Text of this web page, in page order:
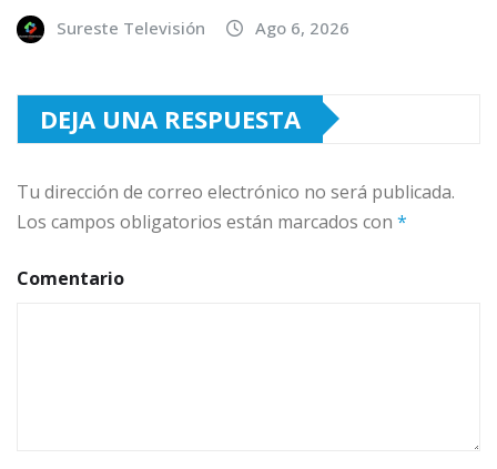
Sureste Televisión Ago 6, 2026
DEJA UNA RESPUESTA
Tu dirección de correo electrónico no será publicada.
Los campos obligatorios están marcados con *
Comentario